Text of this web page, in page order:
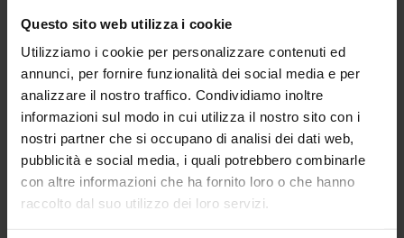
Questo sito web utilizza i cookie
Utilizziamo i cookie per personalizzare contenuti ed
annunci, per fornire funzionalità dei social media e per
analizzare il nostro traffico. Condividiamo inoltre
informazioni sul modo in cui utilizza il nostro sito con i
nostri partner che si occupano di analisi dei dati web,
pubblicità e social media, i quali potrebbero combinarle
con altre informazioni che ha fornito loro o che hanno
raccolto dal suo utilizzo dei loro servizi.
Linea oro
Telo Pareo Jacquard Avana
14,90€ Da 13,00€
Colori disponibili
Rosa Blue Grigio